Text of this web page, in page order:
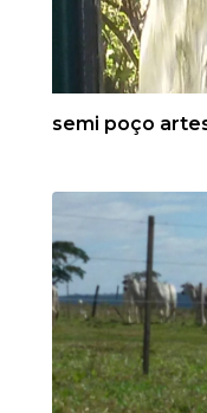
semi poço